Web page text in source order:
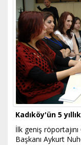
Kadıköy'ün 5
İlk geniş röportajını
Başkanı Aykurt